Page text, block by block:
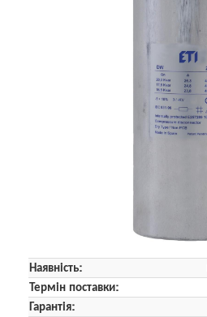
Наявність:
Термін поставки:
Гарантія: